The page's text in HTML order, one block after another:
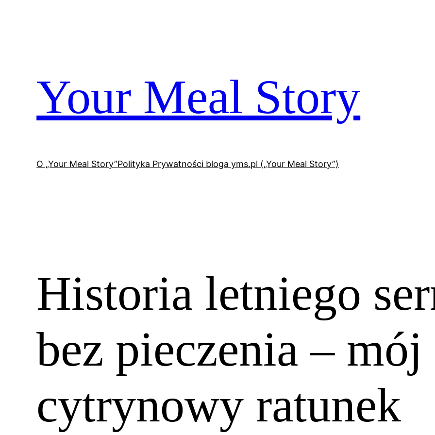
Your Meal Story
O „Your Meal Story”Polityka Prywatności bloga yms.pl („Your Meal Story”)
Historia letniego
bez pieczenia – mój
cytrynowy ratunek